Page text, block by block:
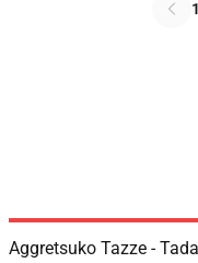
1
Aggretsuko Tazze -